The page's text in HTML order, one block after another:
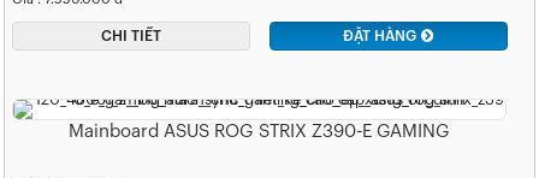
CHI TIẾT ĐẶT HÀNG
Mainboard ASUS ROG STRIX Z390-E GAMING